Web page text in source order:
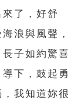
了，好舒
浪與風聲，
子如約驚喜
下，鼓起勇
我知道妳很